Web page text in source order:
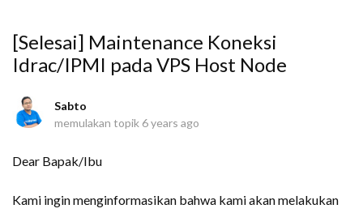
[Selesai] Maintenance Koneksi
Idrac/IPMI pada VPS Host Node
Sabto
memulakan topik 6 years ago
Dear Bapak/Ibu
Kami ingin menginformasikan bahwa kami akan melakukan